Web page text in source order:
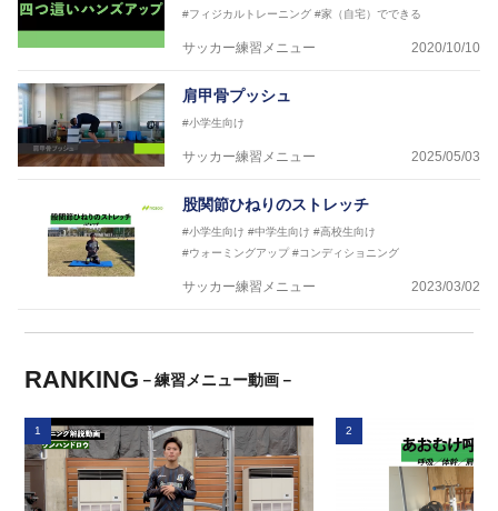
#フィジカルトレーニング #家（自宅）でできる
サッカー練習メニュー 2020/10/10
肩甲骨プッシュ
#小学生向け
サッカー練習メニュー 2025/05/03
股関節ひねりのストレッチ
#小学生向け #中学生向け #高校生向け
#ウォーミングアップ #コンディショニング
サッカー練習メニュー 2023/03/02
RANKING －練習メニュー動画－
1 2